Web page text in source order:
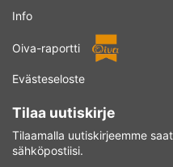
Info
Oiva-raportti
Evästeseloste
Tilaa uutiskirje
Tilaamalla uutiskirjeemme
sähköpostiisi.